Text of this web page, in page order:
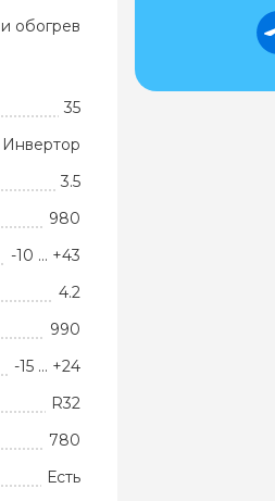
обогрев
35
Инвертор
3.5
980
-10 … +43
4.2
990
-15 … +24
R32
780
Есть